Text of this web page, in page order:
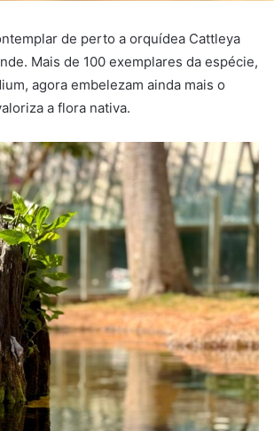
de perto a orquídea Cattleya
Mais de 100 exemplares da espécie,
agora embelezam ainda mais o
a flora nativa.